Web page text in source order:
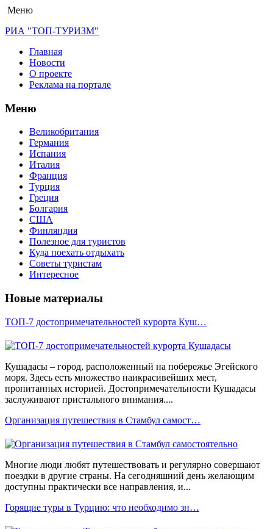
Меню
РИА "ТОП-ТУРИЗМ"
Главная
Новости
О проекте
Реклама на портале
Меню
Великобритания
Германия
Испания
Италия
Франция
Турция
Греция
Болгария
США
Финляндия
Полезное для туристов
Куда поехать отдыхать
Советы туристам
Интересное
Новые материалы
ТОП-7 достопримечательностей курорта Куш…
Кушадасы – город, расположенный на побережье Эгейского
моря. Здесь есть множество наикрасивейших мест,
пропитанных историей. Достопримечательности Кушадасы
заслуживают пристального внимания....
Организация путешествия в Стамбул самост…
Многие люди любят путешествовать и регулярно совершают
поездки в другие страны. На сегодняшний день желающим
доступны практически все направления, и...
Горящие туры в Турцию: что необходимо зн…